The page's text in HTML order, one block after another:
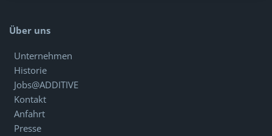
Über uns
Unternehmen
Historie
Jobs@ADDITIVE
Kontakt
Anfahrt
Presse